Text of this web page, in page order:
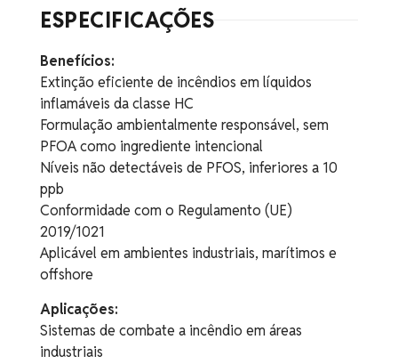
ESPECIFICAÇÕES
Benefícios:
Extinção eficiente de incêndios em líquidos
inflamáveis da classe HC
Formulação ambientalmente responsável, sem
PFOA como ingrediente intencional
Níveis não detectáveis de PFOS, inferiores a 10
ppb
Conformidade com o Regulamento (UE)
2019/1021
Aplicável em ambientes industriais, marítimos e
offshore
Aplicações:
Sistemas de combate a incêndio em áreas
industriais